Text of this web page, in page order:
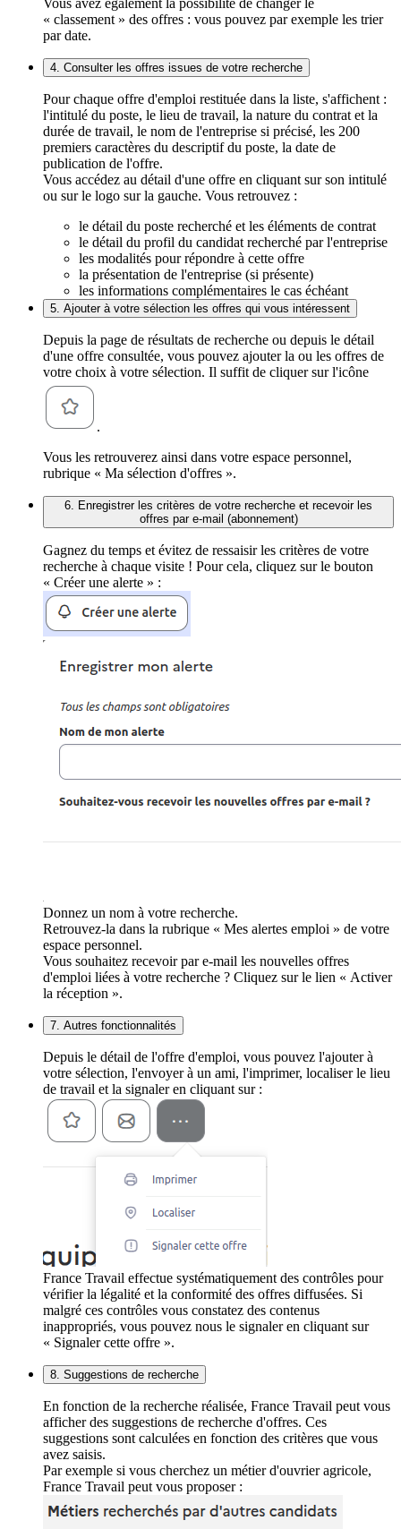
« classement » des offres : vous pouvez par exemple les trier
par date.
4. Consulter les offres issues de votre recherche
Pour chaque offre d'emploi restituée dans la liste, s'affichent :
l'intitulé du poste, le lieu de travail, la nature du contrat et la
durée de travail, le nom de l'entreprise si précisé, les 200
premiers caractères du descriptif du poste, la date de
publication de l'offre.
Vous accédez au détail d'une offre en cliquant sur son intitulé
ou sur le logo sur la gauche. Vous retrouvez :
le détail du poste recherché et les éléments de contrat
le détail du profil du candidat recherché par l'entreprise
les modalités pour répondre à cette offre
la présentation de l'entreprise (si présente)
les informations complémentaires le cas échéant
5. Ajouter à votre sélection les offres qui vous intéressent
Depuis la page de résultats de recherche ou depuis le détail
d'une offre consultée, vous pouvez ajouter la ou les offres de
votre choix à votre sélection. Il suffit de cliquer sur l'icône
.
Vous les retrouverez ainsi dans votre espace personnel,
rubrique « Ma sélection d'offres ».
6. Enregistrer les critères de votre recherche et recevoir les
offres par e-mail (abonnement)
Gagnez du temps et évitez de ressaisir les critères de votre
recherche à chaque visite ! Pour cela, cliquez sur le bouton
« Créer une alerte » :
Donnez un nom à votre recherche.
Retrouvez-la dans la rubrique « Mes alertes emploi » de votre
espace personnel.
Vous souhaitez recevoir par e-mail les nouvelles offres
d'emploi liées à votre recherche ? Cliquez sur le lien « Activer
la réception ».
7. Autres fonctionnalités
Depuis le détail de l'offre d'emploi, vous pouvez l'ajouter à
votre sélection, l'envoyer à un ami, l'imprimer, localiser le lieu
de travail et la signaler en cliquant sur :
France Travail effectue systématiquement des contrôles pour
vérifier la légalité et la conformité des offres diffusées. Si
malgré ces contrôles vous constatez des contenus
inappropriés, vous pouvez nous le signaler en cliquant sur
« Signaler cette offre ».
8. Suggestions de recherche
En fonction de la recherche réalisée, France Travail peut vous
afficher des suggestions de recherche d'offres. Ces
suggestions sont calculées en fonction des critères que vous
avez saisis.
Par exemple si vous cherchez un métier d'ouvrier agricole,
France Travail peut vous proposer :